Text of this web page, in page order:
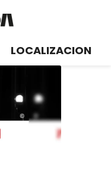
LOCALIZACION